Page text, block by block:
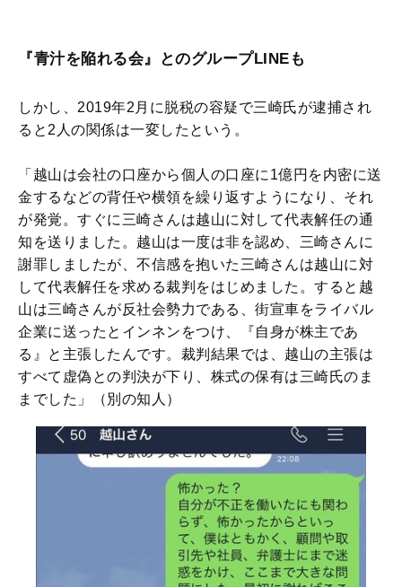
『青汁を陥れる会』とのグループLINEも
しかし、2019年2月に脱税の容疑で三崎氏が逮捕され
ると2人の関係は一変したという。
「越山は会社の口座から個人の口座に1億円を内密に送
金するなどの背任や横領を繰り返すようになり、それ
が発覚。すぐに三崎さんは越山に対して代表解任の通
知を送りました。越山は一度は非を認め、三崎さんに
謝罪しましたが、不信感を抱いた三崎さんは越山に対
して代表解任を求める裁判をはじめました。すると越
山は三崎さんが反社会勢力である、街宣車をライバル
企業に送ったとインネンをつけ、『自身が株主であ
る』と主張したんです。裁判結果では、越山の主張は
すべて虚偽との判決が下り、株式の保有は三崎氏のま
までした」（別の知人）